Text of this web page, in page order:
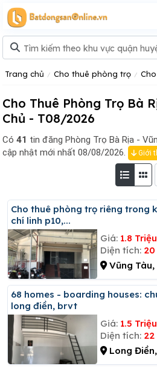
Trang chủ Cho thuê phòng trọ Cho
Cho Thuê Phòng Trọ Bà
Chủ - T08/2026
Có 41 tin đăng Phòng Trọ Bà Rịa -
cập nhật mới nhất 08/08/2026.
Giới
Cho thuê phòng trọ riêng trong khu trọ an ninh tại kđt
chí linh p10,...
Giá: 1.8
Diện tích: 20
Vũng Tàu,
68 homes - boarding houses: chuỗi trọ giá rẻ khu vực
long điền, brvt
Giá: 1.5
Diện tích: 22
Long Điền,